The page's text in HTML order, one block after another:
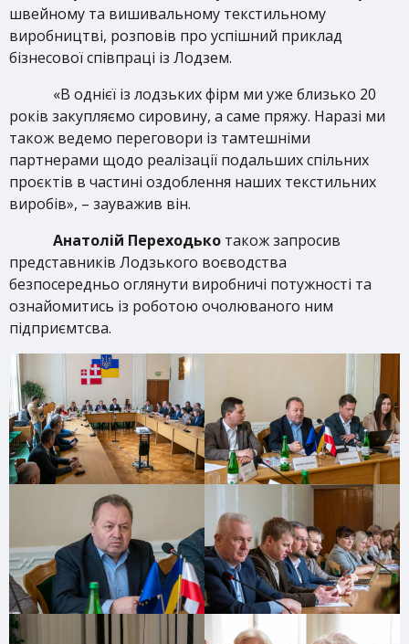
швейному та вишивальному текстильному
виробництві, розповів про успішний приклад
бізнесової співпраці із Лодзем.
«В однієї із лодзьких фірм ми уже близько 20
років закупляємо сировину, а саме пряжу. Наразі ми
також ведемо переговори із тамтешніми
партнерами щодо реалізації подальших спільних
проєктів в частині оздоблення наших текстильних
виробів», – зауважив він.
Анатолій Переходько також запросив
представників Лодзького воєводства
безпосередньо оглянути виробничі потужності та
ознайомитись із роботою очолюваного ним
підприємтсва.